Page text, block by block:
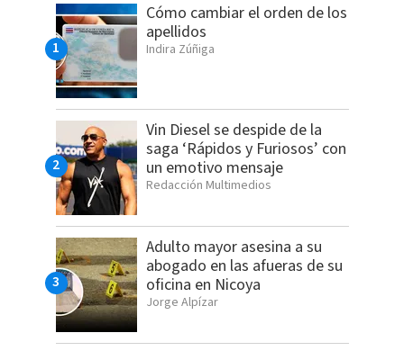
Cómo cambiar el orden de los
apellidos
Indira Zúñiga
Vin Diesel se despide de la
saga ‘Rápidos y Furiosos’ con
un emotivo mensaje
Redacción Multimedios
Adulto mayor asesina a su
abogado en las afueras de su
oficina en Nicoya
Jorge Alpízar